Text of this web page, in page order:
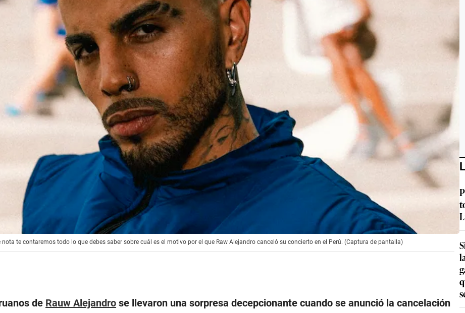
te contaremos todo lo que debes saber sobre cuál es el motivo por el que Raw Alejandro canceló su concierto en el Perú. (Captura de pantalla)
de Rauw Alejandro se llevaron una sorpresa decepcionante cuando se anunció la cancelación